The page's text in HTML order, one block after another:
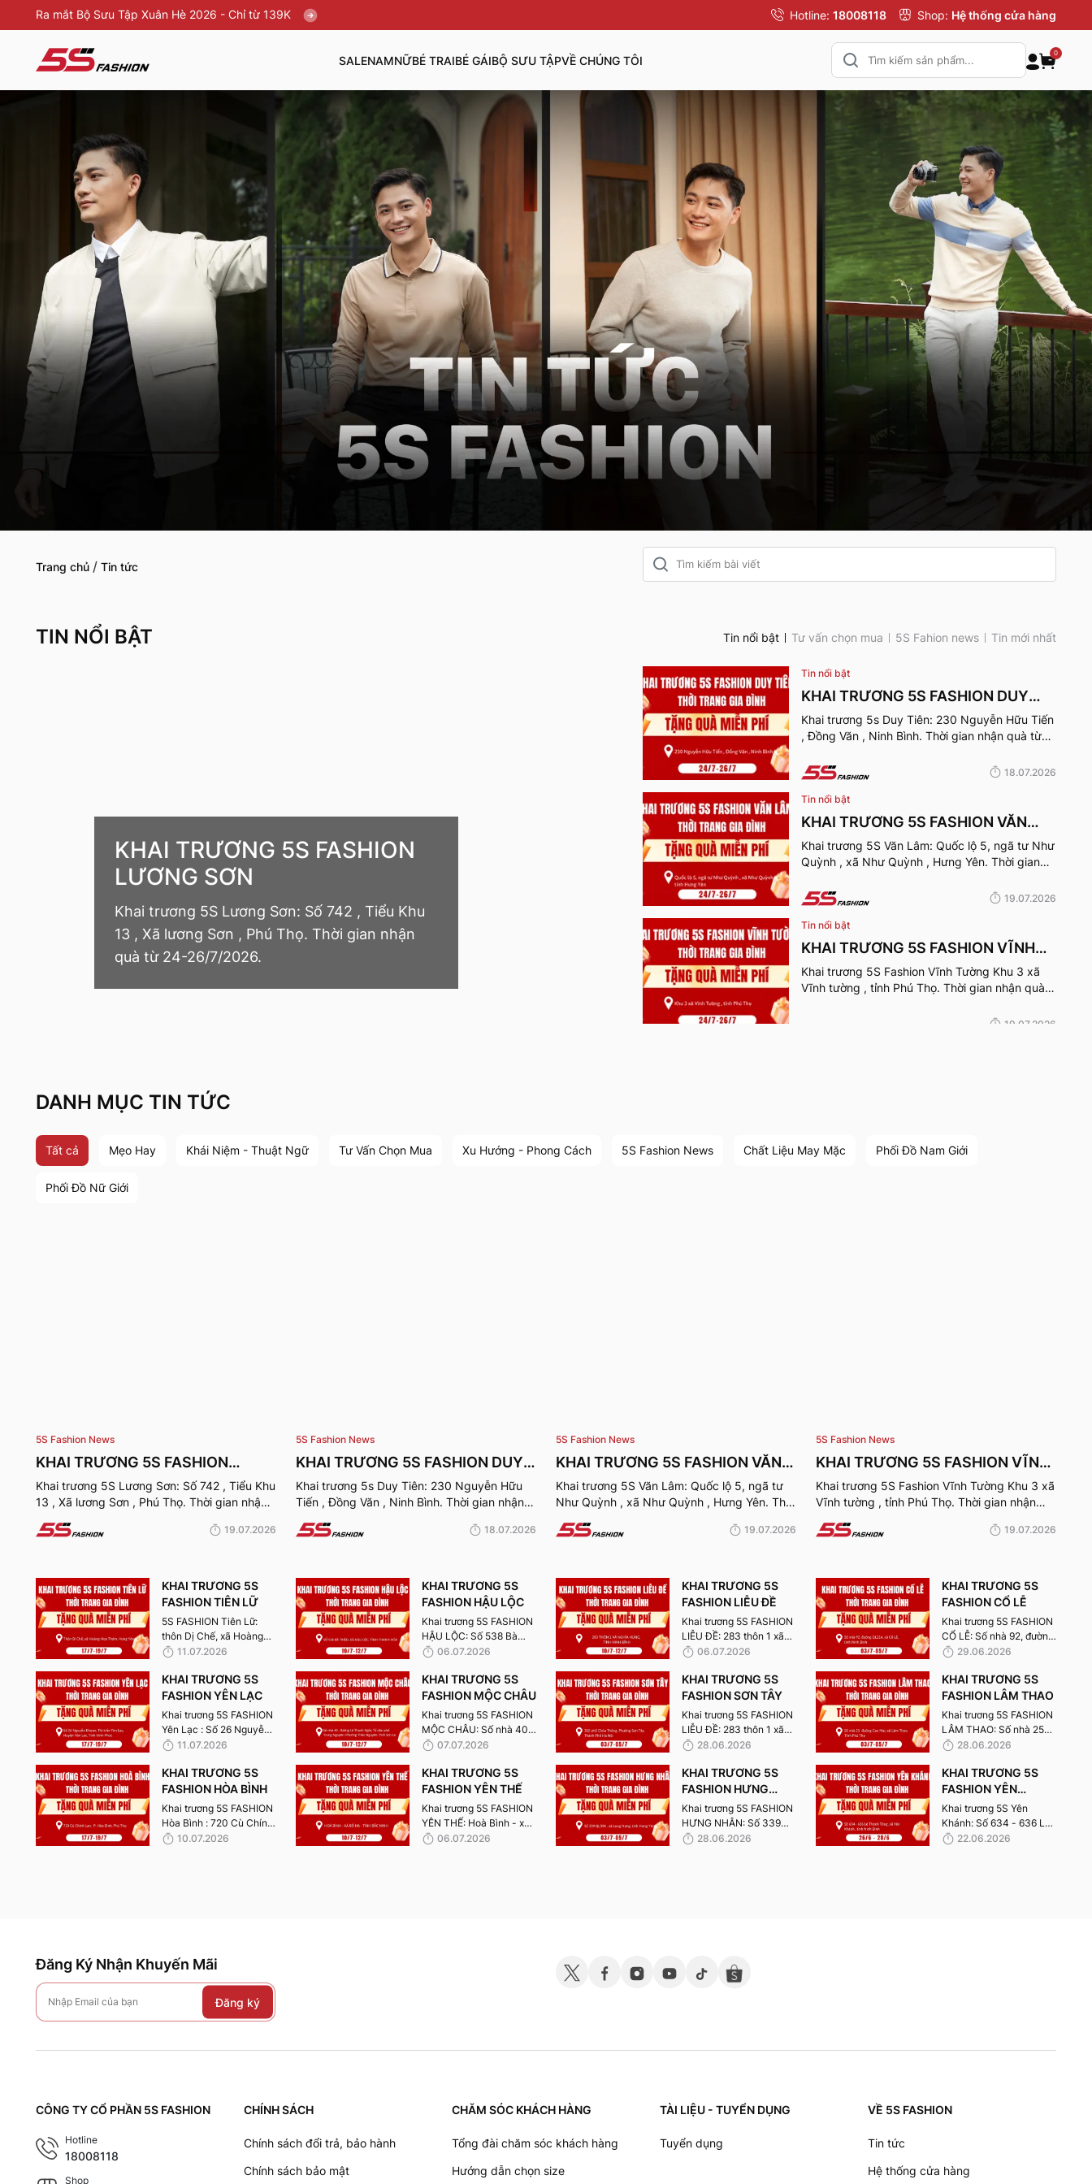
Ra mắt Bộ Sưu Tập Xuân Hè 2026 - Chỉ từ 139K Hotline: 18008118 Shop: Hệ thống cửa hàng
SALENAMNỮBÉ TRAIBÉ GÁIBỘ SƯU TẬPVỀ CHÚNG TÔI
0
Trang chủ / Tin tức
TIN NỔI BẬT
KHAI TRƯƠNG 5S FASHION
LƯƠNG SƠN
Khai trương 5S Lương Sơn: Số 742 , Tiểu Khu
13 , Xã lương Sơn , Phú Thọ. Thời gian nhận
quà từ 24-26/7/2026.
Tin nổi bật Tư vấn chọn mua 5S Fahion news Tin mới nhất
Tin nổi bật
KHAI TRƯƠNG 5S FASHION DUY
TIÊN
Khai trương 5s Duy Tiên: 230 Nguyễn Hữu Tiến
, Đồng Văn , Ninh Bình. Thời gian nhận quà từ
18.07.2026
Tin nổi bật
KHAI TRƯƠNG 5S FASHION VĂN
LÂM
Khai trương 5S Văn Lâm: Quốc lộ 5, ngã tư Như
Quỳnh , xã Như Quỳnh , Hưng Yên. Thời gian
19.07.2026
Tin nổi bật
KHAI TRƯƠNG 5S FASHION VĨNH
TƯỜNG
Khai trương 5S Fashion Vĩnh Tường Khu 3 xã
Vĩnh tường , tỉnh Phú Thọ. Thời gian nhận quà
19.07.2026
DANH MỤC TIN TỨC
Tất cả Mẹo Hay Khái Niệm - Thuật Ngữ Tư Vấn Chọn Mua Xu Hướng - Phong Cách 5S Fashion News Chất Liệu May Mặc Phối Đồ Nam Giới
Phối Đồ Nữ Giới
5S Fashion News
KHAI TRƯƠNG 5S FASHION
LƯƠNG SƠN
Khai trương 5S Lương Sơn: Số 742 , Tiểu Khu
13 , Xã lương Sơn , Phú Thọ. Thời gian nhận
19.07.2026
5S Fashion News
KHAI TRƯƠNG 5S FASHION DUY
TIÊN
Khai trương 5s Duy Tiên: 230 Nguyễn Hữu
Tiến , Đồng Văn , Ninh Bình. Thời gian nhận
18.07.2026
5S Fashion News
KHAI TRƯƠNG 5S FASHION VĂN
LÂM
Khai trương 5S Văn Lâm: Quốc lộ 5, ngã tư
Như Quỳnh , xã Như Quỳnh , Hưng Yên. Thời
19.07.2026
5S Fashion News
KHAI TRƯƠNG 5S FASHION VĨNH
TƯỜNG
Khai trương 5S Fashion Vĩnh Tường Khu 3 xã
Vĩnh tường , tỉnh Phú Thọ. Thời gian nhận
19.07.2026
KHAI TRƯƠNG 5S
FASHION TIÊN LỮ
5S FASHION Tiên Lữ:
thôn Dị Chế, xã Hoàng
Hoa Thám, Hưng Yên.
17/7 - 19/7/2026.
11.07.2026
KHAI TRƯƠNG 5S
FASHION YÊN LẠC
Khai trương 5S FASHION
Yên Lạc : Số 26 Nguyễn
Khoan, Thị trấn Yên Lạc,
Vĩnh Phúc. Thời gian
nhận quà từ 17/7 -
19/7/2026.
11.07.2026
KHAI TRƯƠNG 5S
FASHION HÒA BÌNH
Khai trương 5S FASHION
Hòa Bình : 720 Cù Chính
Lan, P, Hòa Bình, Phú
10.07.2026
KHAI TRƯƠNG 5S
FASHION HẬU LỘC
Khai trương 5S FASHION
HẬU LỘC: Số 538 Bà
Triệu, Xã Hậu Lộc,Tỉnh
nhận quà từ 10-
12/07/2026.
06.07.2026
KHAI TRƯƠNG 5S
FASHION MỘC CHÂU
Khai trương 5S FASHION
MỘC CHÂU: Số nhà 40 ,
đường Lê Thanh Nghị, Tổ
Phường Thảo Nguyên,
Tỉnh Sơn La. Thời gian
nhận quà từ 10-
12/07/2026.
07.07.2026
KHAI TRƯƠNG 5S
FASHION YÊN THẾ
Khai trương 5S FASHION
YÊN THẾ: Hoà Bình - xã
Bố Hạ - tỉnh Bắc Ninh
06.07.2026
KHAI TRƯƠNG 5S
FASHION LIỄU ĐỀ
Khai trương 5S FASHION
LIỄU ĐỀ: 283 thôn 1 xã
Nghĩa Hưng tỉnh Ninh
gian nhận quà từ 10-
12/07/2026.
06.07.2026
KHAI TRƯƠNG 5S
FASHION SƠN TÂY
Khai trương 5S FASHION
LIỄU ĐỀ: 283 thôn 1 xã
Nghĩa Hưng tỉnh Ninh
Thời gian nhận quà từ
10-12/07/2026.
28.06.2026
KHAI TRƯƠNG 5S
FASHION HƯNG
NHÂN
Khai trương 5S FASHION
HƯNG NHÂN: Số 339
QL39A , xã Long Hưng,
28.06.2026
KHAI TRƯƠNG 5S
FASHION CỔ LỄ
Khai trương 5S FASHION
CỔ LỄ: Số nhà 92, đường
QL21A, xã Cổ Lễ, tỉnh
nhận quà từ 03-05-
07/2026.
29.06.2026
KHAI TRƯƠNG 5S
FASHION LÂM THAO
Khai trương 5S FASHION
LÂM THAO: Số nhà 25
đường Cao Mại, xã Lâm
diện Karaoke XO, gần bể
bơi Lâm Thao). Thời gian
nhận quà từ 03-05-
07/2026.
28.06.2026
KHAI TRƯƠNG 5S
FASHION YÊN
KHÁNH
Khai trương 5S Yên
Khánh: Số 634 - 636 Lê
Thánh Tông, xã Yên
22.06.2026
Đăng Ký Nhận Khuyến Mãi
Đăng ký
CÔNG TY CỔ PHẦN 5S FASHION
Hotline
18008118
Shop
CHÍNH SÁCH
Chính sách đổi trả, bảo hành
Chính sách bảo mật
CHĂM SÓC KHÁCH HÀNG
Tổng đài chăm sóc khách hàng
Hướng dẫn chọn size
TÀI LIỆU - TUYỂN DỤNG
Tuyển dụng
VỀ 5S FASHION
Tin tức
Hệ thống cửa hàng